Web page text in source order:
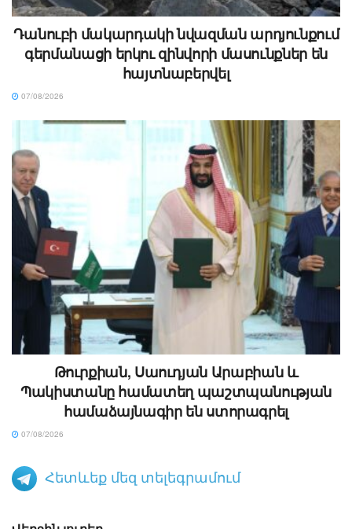
Դանուբի մակարդակի նվազման արդյունքում
գերմանացի երկու զինվորի մասունքներ են
հայտնաբերվել
07/08/2026
Թուրքիան, Սաուդյան Արաբիան և
Պակիստանը համատեղ պաշտպանության
համաձայնագիր են ստորագրել
07/08/2026
Հետևեք մեզ տելեգրամում